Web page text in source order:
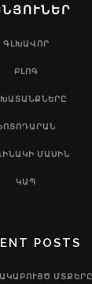
ԳԼԽԱՎՈՐ
ԲԼՈԳ
ՄԱՍԻՆ
ԿԱՊ
POSTS